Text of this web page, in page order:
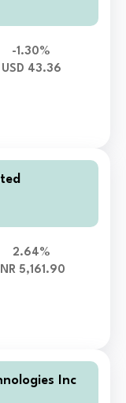
-1.30%
USD 43.36
2.64%
5,161.90
Inc